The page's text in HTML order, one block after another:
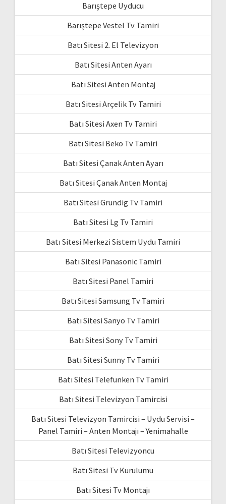
Barıştepe Uyducu
Barıştepe Vestel Tv Tamiri
Batı Sitesi 2. El Televizyon
Batı Sitesi Anten Ayarı
Batı Sitesi Anten Montaj
Batı Sitesi Arçelik Tv Tamiri
Batı Sitesi Axen Tv Tamiri
Batı Sitesi Beko Tv Tamiri
Batı Sitesi Çanak Anten Ayarı
Batı Sitesi Çanak Anten Montaj
Batı Sitesi Grundig Tv Tamiri
Batı Sitesi Lg Tv Tamiri
Batı Sitesi Merkezi Sistem Uydu Tamiri
Batı Sitesi Panasonic Tamiri
Batı Sitesi Panel Tamiri
Batı Sitesi Samsung Tv Tamiri
Batı Sitesi Sanyo Tv Tamiri
Batı Sitesi Sony Tv Tamiri
Batı Sitesi Sunny Tv Tamiri
Batı Sitesi Telefunken Tv Tamiri
Batı Sitesi Televizyon Tamircisi
Batı Sitesi Televizyon Tamircisi – Uydu Servisi –
Panel Tamiri – Anten Montajı – Yenimahalle
Batı Sitesi Televizyoncu
Batı Sitesi Tv Kurulumu
Batı Sitesi Tv Montajı